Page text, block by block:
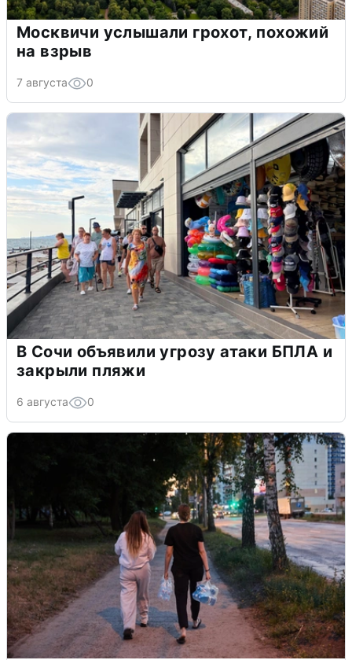
Москвичи услышали грохот, похожий
на взрыв
7 августа 0
В Сочи объявили угрозу атаки БПЛА и
закрыли пляжи
6 августа 0